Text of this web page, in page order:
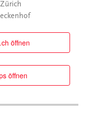
öffnen
öffnen